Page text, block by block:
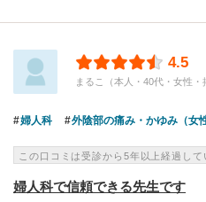
4.5
まるこ（本人・40代・女性・
婦人科 外陰部の痛み・かゆみ（女性
この口コミは受診から5年以上経過して
婦人科で信頼できる先生です